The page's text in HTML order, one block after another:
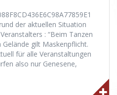
der aktuellen Situation
: “Beim Tanzen
gilt Maskenpflicht.
für alle Veranstaltungen
also nur Genesene,